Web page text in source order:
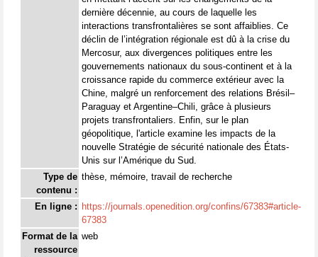
dernière décennie, au cours de laquelle les
interactions transfrontalières se sont affaiblies. Ce
déclin de l’intégration régionale est dû à la crise du
Mercosur, aux divergences politiques entre les
gouvernements nationaux du sous-continent et à la
croissance rapide du commerce extérieur avec la
Chine, malgré un renforcement des relations Brésil–
Paraguay et Argentine–Chili, grâce à plusieurs
projets transfrontaliers. Enfin, sur le plan
géopolitique, l'article examine les impacts de la
nouvelle Stratégie de sécurité nationale des États-
Unis sur l’Amérique du Sud.
Type de
contenu :
thèse, mémoire, travail de recherche
En ligne : https://journals.openedition.org/confins/67383#article-
67383
Format de la
ressource
web